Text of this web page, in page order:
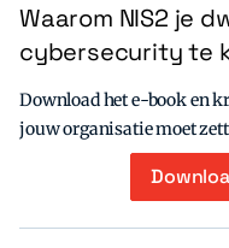
Waarom NIS2 je
cybersecurity te
Download het e-book en
jouw organisatie moet